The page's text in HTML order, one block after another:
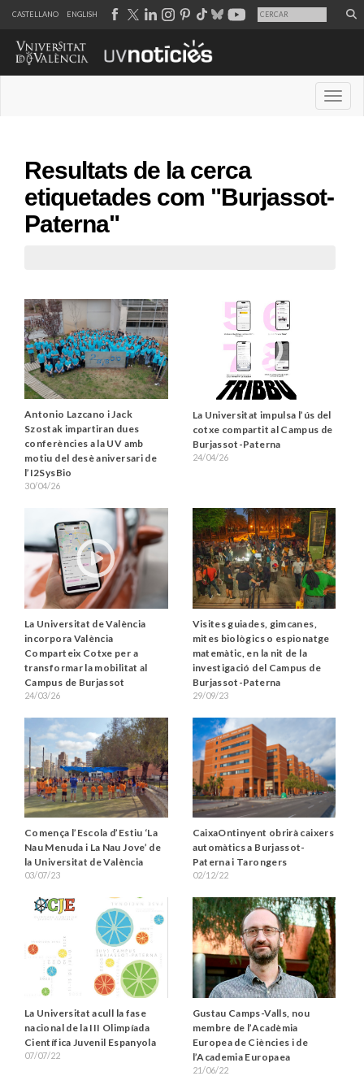
CASTELLANO ENGLISH
Resultats de la cerca
etiquetades com "Burjassot-
Paterna"
Antonio Lazcano i Jack
Szostak impartiran dues
conferències a la UV amb
motiu del desè aniversari de
l’I2SysBio
30/04/26
La Universitat impulsa l’ús del
cotxe compartit al Campus de
Burjassot-Paterna
24/04/26
La Universitat de València
incorpora València
Comparteix Cotxe per a
transformar la mobilitat al
Campus de Burjassot
24/03/26
Visites guiades, gimcanes,
mites biològics o espionatge
matemàtic, en la nit de la
investigació del Campus de
Burjassot-Paterna
29/09/23
Comença l’Escola d’Estiu ‘La
Nau Menuda i La Nau Jove’ de
la Universitat de València
03/07/23
CaixaOntinyent obrirà caixers
automàtics a Burjassot-
Paterna i Tarongers
02/12/22
La Universitat acull la fase
nacional de la III Olimpíada
Científica Juvenil Espanyola
07/07/22
Gustau Camps-Valls, nou
membre de l’Acadèmia
Europea de Ciències i de
l’Academia Europaea
21/06/22